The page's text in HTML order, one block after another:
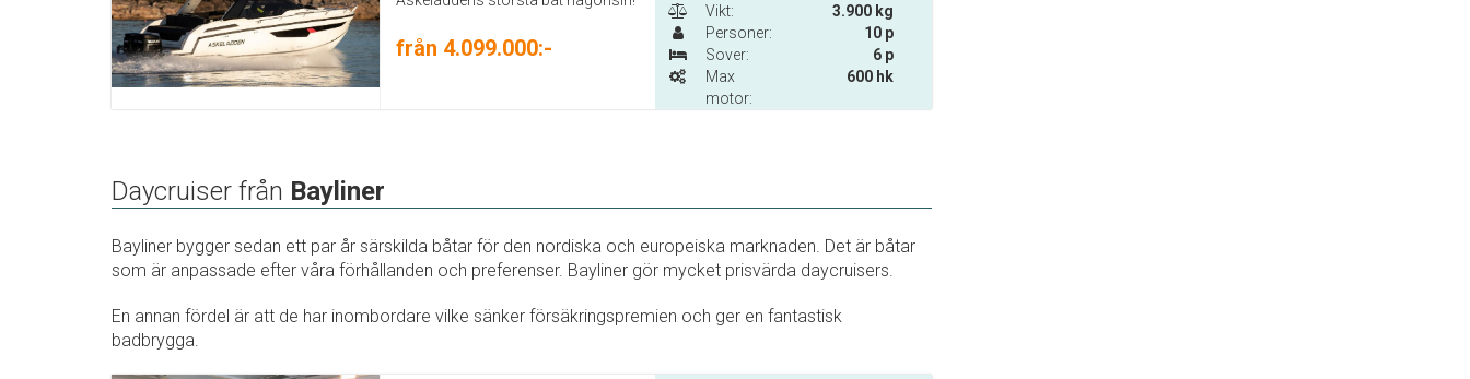
från 4.099.000:-
Vikt:
3.900 kg
Personer:
10 p
Sover:
6 p
Max
motor:
600 hk
Daycruiser från Bayliner
Bayliner bygger sedan ett par år särskilda båtar för den nordiska och europeiska marknaden. Det är båtar
som är anpassade efter våra förhållanden och preferenser. Bayliner gör mycket prisvärda daycruisers.
En annan fördel är att de har inombordare vilke sänker försäkringspremien och ger en fantastisk
badbrygga.